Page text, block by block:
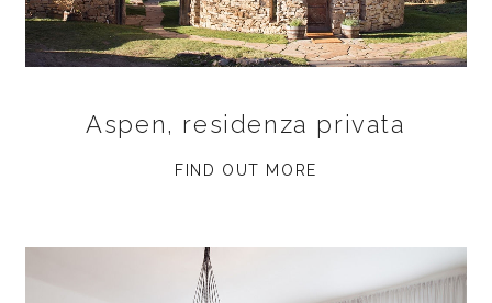
Aspen, residenza privata
FIND OUT MORE